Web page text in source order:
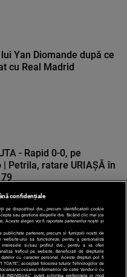
lui Yan Diomande după ce
cu Real Madrid
- Rapid 0-0, pe
| Petrila, ratare URIAȘĂ în
confidențiale
pe dispozitivul dvs., precum identificatorii cookie
sau gestiona alegerile dvs. făcând clic mai jos
Aceste alegeri vor fi raportate partenerilor noștri și
partenere, precum si furnizorii nostri de
ului sa functioneze, pentru a personaliza
si/sau profilul dvs., pentru a va oferi
traficul pe website. Beneficiati de drepturile
cu caracter personal. Aceste drepturi pot fi
TOATE”, acceptati folosirea tuturor Tehnologiilor de
accesarea informatiilor de catre Vendor-ii cu
INDIVIDUAL” puteti schimba preferintele in mod